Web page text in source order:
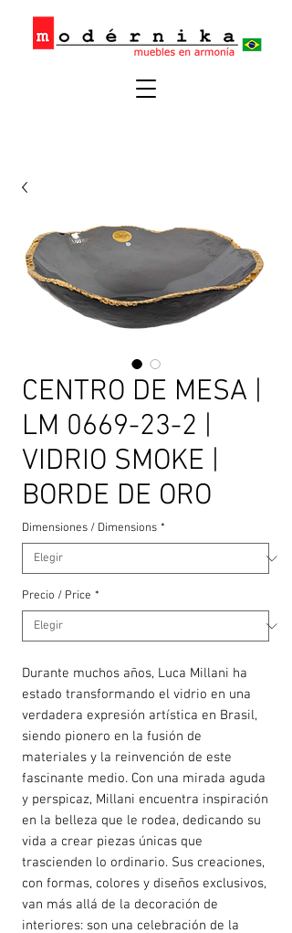
CENTRO DE MESA |
LM 0669-23-2 |
VIDRIO SMOKE |
BORDE DE ORO
Dimensiones / Dimensions *
Precio / Price *
Durante muchos años, Luca Millani ha
estado transformando el vidrio en una
verdadera expresión artística en Brasil,
siendo pionero en la fusión de
materiales y la reinvención de este
fascinante medio. Con una mirada aguda
y perspicaz, Millani encuentra inspiración
en la belleza que le rodea, dedicando su
vida a crear piezas únicas que
trascienden lo ordinario. Sus creaciones,
con formas, colores y diseños exclusivos,
van más allá de la decoración de
interiores: son una celebración de la